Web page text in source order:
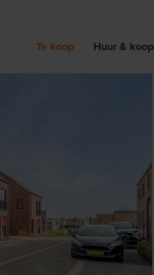
Te koop Huur & koop